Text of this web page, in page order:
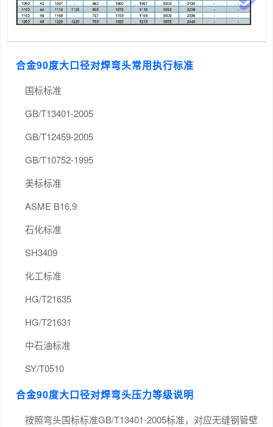
合金90度大口径对焊弯头常用执行标准
国标标准
GB/T13401-2005
GB/T12459-2005
GB/T10752-1995
美标标准
ASME B16.9
石化标准
SH3409
化工标准
HG/T21635
HG/T21631
中石油标准
SY/T0510
合金90度大口径对焊弯头压力等级说明
按照弯头国标标准GB/T13401-2005标准，对应无缝钢管壁